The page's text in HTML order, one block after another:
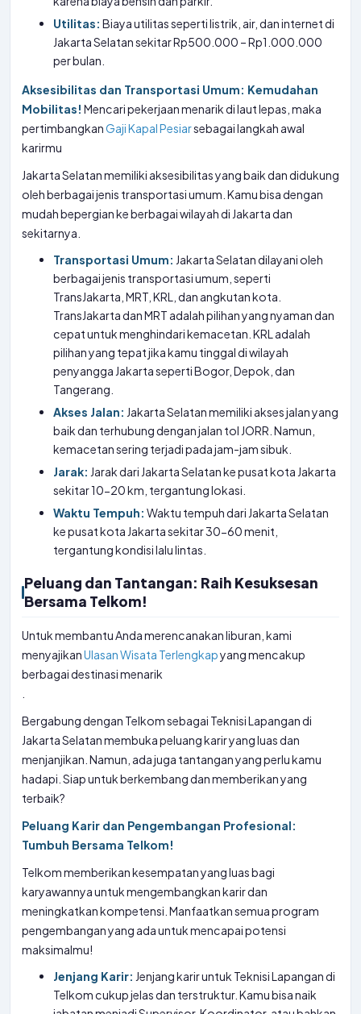
Utilitas: Biaya utilitas seperti listrik, air, dan internet di
Jakarta Selatan sekitar Rp500.000 – Rp1.000.000
per bulan.
Aksesibilitas dan Transportasi Umum: Kemudahan
Mobilitas! Mencari pekerjaan menarik di laut lepas, maka
pertimbangkanGaji Kapal Pesiarsebagai langkah awal
karirmu
Jakarta Selatan memiliki aksesibilitas yang baik dan didukung
oleh berbagai jenis transportasi umum. Kamu bisa dengan
mudah bepergian ke berbagai wilayah di Jakarta dan
sekitarnya.
Transportasi Umum: Jakarta Selatan dilayani oleh
berbagai jenis transportasi umum, seperti
TransJakarta, MRT, KRL, dan angkutan kota.
TransJakarta dan MRT adalah pilihan yang nyaman dan
cepat untuk menghindari kemacetan. KRL adalah
pilihan yang tepat jika kamu tinggal di wilayah
penyangga Jakarta seperti Bogor, Depok, dan
Tangerang.
Akses Jalan: Jakarta Selatan memiliki akses jalan yang
baik dan terhubung dengan jalan tol JORR. Namun,
kemacetan sering terjadi pada jam-jam sibuk.
Jarak: Jarak dari Jakarta Selatan ke pusat kota Jakarta
sekitar 10-20 km, tergantung lokasi.
Waktu Tempuh: Waktu tempuh dari Jakarta Selatan
ke pusat kota Jakarta sekitar 30-60 menit,
tergantung kondisi lalu lintas.
Peluang dan Tantangan: Raih Kesuksesan
Bersama Telkom!
Untuk membantu Anda merencanakan liburan, kami
menyajikanUlasan Wisata Terlengkapyang mencakup
berbagai destinasi menarik
Bergabung dengan Telkom sebagai Teknisi Lapangan di
Jakarta Selatan membuka peluang karir yang luas dan
menjanjikan. Namun, ada juga tantangan yang perlu kamu
hadapi. Siap untuk berkembang dan memberikan yang
terbaik?
Peluang Karir dan Pengembangan Profesional:
Tumbuh Bersama Telkom!
Telkom memberikan kesempatan yang luas bagi
karyawannya untuk mengembangkan karir dan
meningkatkan kompetensi. Manfaatkan semua program
pengembangan yang ada untuk mencapai potensi
maksimalmu!
Jenjang Karir: Jenjang karir untuk Teknisi Lapangan di
Telkom cukup jelas dan terstruktur. Kamu bisa naik